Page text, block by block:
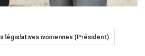
législatives ivoiriennes (Président).